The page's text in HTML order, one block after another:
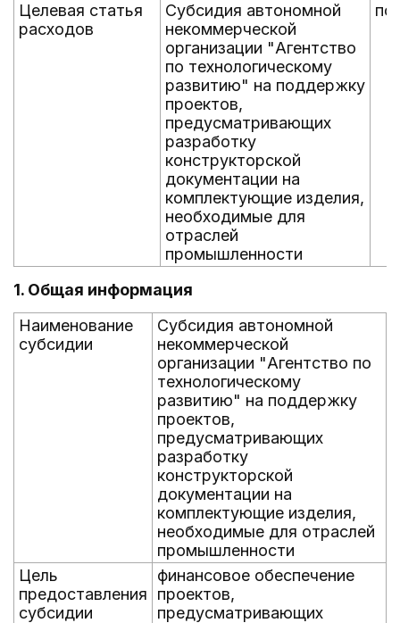
Целевая статья
расходов
Субсидия автономной
некоммерческой
организации "Агентство
по технологическому
развитию" на поддержку
проектов,
предусматривающих
разработку
конструкторской
документации на
комплектующие изделия,
необходимые для
отраслей
промышленности
по
1. Общая информация
Наименование
субсидии
Субсидия автономной
некоммерческой
организации "Агентство по
технологическому
развитию" на поддержку
проектов,
предусматривающих
разработку
конструкторской
документации на
комплектующие изделия,
необходимые для отраслей
промышленности
Цель
предоставления
субсидии
финансовое обеспечение
проектов,
предусматривающих